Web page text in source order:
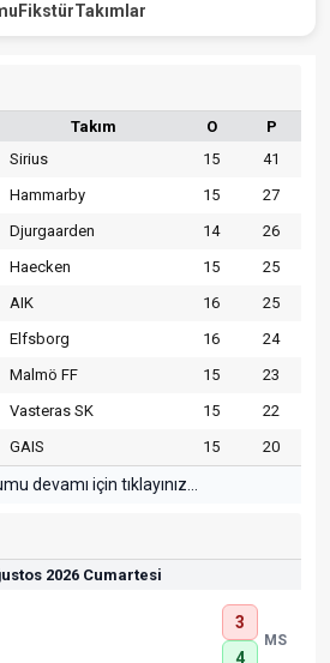
FikstürTakımlar
Takım O
P
Sirius 15
41
Hammarby 15
27
Djurgaarden 14
26
Haecken 15
25
AIK 16
25
Elfsborg 16
24
Malmö FF 15
23
Vasteras SK 15
22
GAIS 15 20
devamı için tıklayınız...
2026 Cumartesi
3
4
MS